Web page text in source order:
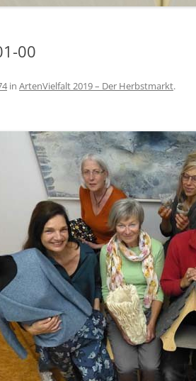
00
in ArtenVielfalt 2019 – Der Herbstmarkt.